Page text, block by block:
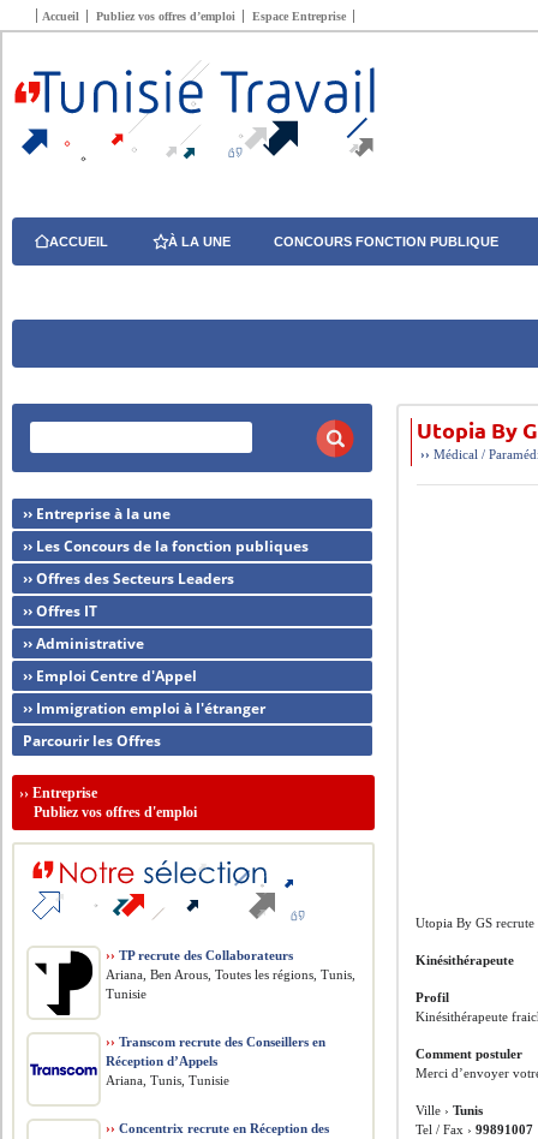
Accueil Publiez vos offres d’emploi Espace Entreprise
ACCUEIL À LA UNE CONCOURS FONCTION PUBLIQUE
Utopia By
››Médical /
Utopia By GS recrute
Kinésithérapeute
Profil
Kinésithérapeute
Comment postuler
Merci d’envoyer
Ville ›Tunis
Tel / Fax ›99891007
›› Entreprise à la une
›› Les Concours de la fonction publiques
›› Offres des Secteurs Leaders
›› Offres IT
›› Administrative
›› Emploi Centre d'Appel
›› Immigration emploi à l'étranger
Parcourir les Offres
››Entreprise
Publiez vos offres d'emploi
›› TP recrute des Collaborateurs
Ariana, Ben Arous, Toutes les régions, Tunis,
Tunisie
›› Transcom recrute des Conseillers en
Réception d’Appels
Ariana, Tunis, Tunisie
›› Concentrix recrute en Réception des